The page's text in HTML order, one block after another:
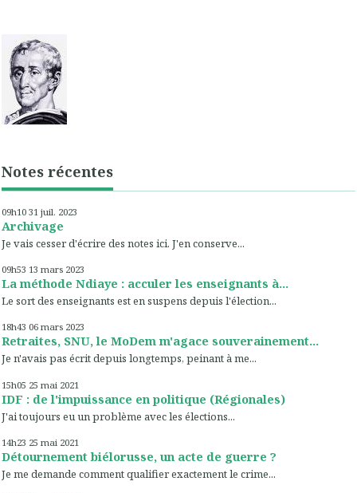
Notes récentes
09h10 31 juil. 2023
Archivage
Je vais cesser d'écrire des notes ici. J'en conserve...
09h53 13 mars 2023
La méthode Ndiaye : acculer les enseignants à...
Le sort des enseignants est en suspens depuis l'élection...
18h43 06 mars 2023
Retraites, SNU, le MoDem m'agace souverainement...
Je n'avais pas écrit depuis longtemps, peinant à me...
15h05 25 mai 2021
IDF : de l'impuissance en politique (Régionales)
J'ai toujours eu un problème avec les élections...
14h23 25 mai 2021
Détournement biélorusse, un acte de guerre ?
Je me demande comment qualifier exactement le crime...